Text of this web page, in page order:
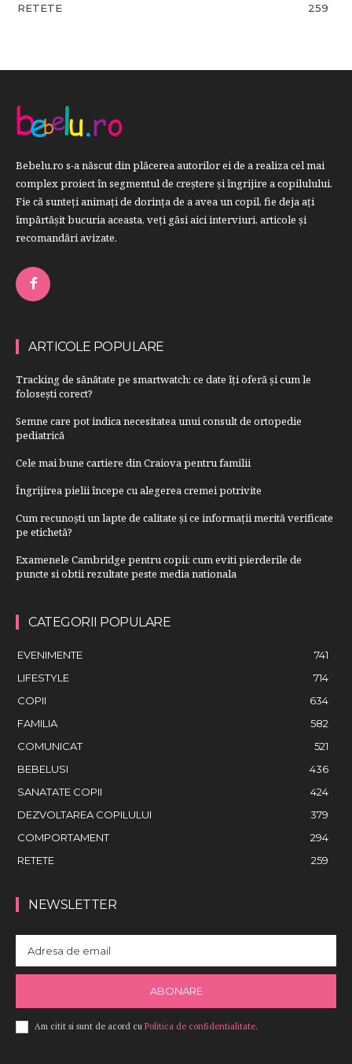
RETETE
259
Bebelu.ro s-a născut din plăcerea autorilor ei de a realiza cel mai
complex proiect în segmentul de creştere şi îngrijire a copilulului.
Fie că sunteţi animaţi de dorinţa de a avea un copil, fie deja aţi
împărtăşit bucuria aceasta, veți găsi aici interviuri, articole şi
recomandări avizate.
ARTICOLE POPULARE
Tracking de sănătate pe smartwatch: ce date îți oferă și cum le
folosești corect?
Semne care pot indica necesitatea unui consult de ortopedie
pediatrică
Cele mai bune cartiere din Craiova pentru familii
Îngrijirea pielii începe cu alegerea cremei potrivite
Cum recunoști un lapte de calitate și ce informații merită verificate
pe etichetă?
Examenele Cambridge pentru copii: cum eviti pierderile de
puncte si obtii rezultate peste media nationala
CATEGORII POPULARE
EVENIMENTE
741
LIFESTYLE
714
COPII
634
FAMILIA
582
COMUNICAT
521
BEBELUSI
436
SANATATE COPII
424
DEZVOLTAREA COPILULUI
379
COMPORTAMENT
294
RETETE
259
NEWSLETTER
ABONARE
Am citit si sunt de acord cu Politica de confidentialitate.